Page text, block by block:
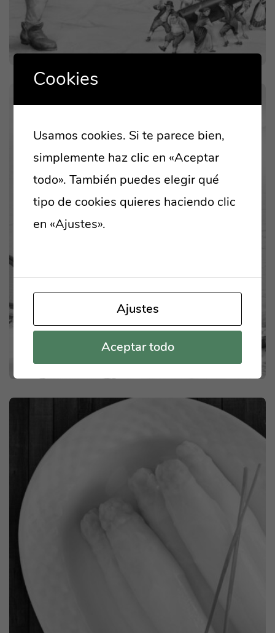
WEB
ALIMENTACIÓN
MIX PDV CON ON Y OFFLINE
Cookies
Usamos cookies. Si te parece bien,
simplemente haz clic en «Aceptar
todo». También puedes elegir qué
tipo de cookies quieres haciendo clic
en «Ajustes».
Ajustes
Aceptar todo